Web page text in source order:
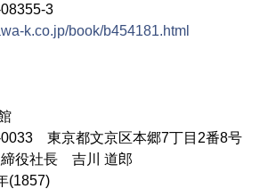
3
k.co.jp/book/b454181.html
東京都文京区本郷7丁目2番8号
役社長 吉川 道郎